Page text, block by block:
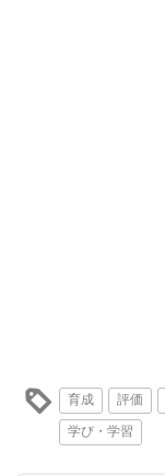
育成 評価
学び・学習